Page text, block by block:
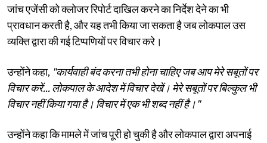
जांच एजेंसी को क्लोजर रिपोर्ट दाखिल करने का निर्देश देने का भी
प्रावधान करती है, और यह तभी किया जा सकता है जब लोकपाल उस
व्यक्ति द्वारा की गई टिप्पणियों पर विचार करे।
उन्होंने कहा, "कार्यवाही बंद करना तभी होना चाहिए जब आप मेरे सबूतों पर
विचार करें... लोकपाल के आदेश में विचार देखें। मेरे सबूतों पर बिल्कुल भी
विचार नहीं किया गया है। विचार में एक भी शब्द नहीं है।"
उन्होंने कहा कि मामले में जांच पूरी हो चुकी है और लोकपाल द्वारा अपनाई